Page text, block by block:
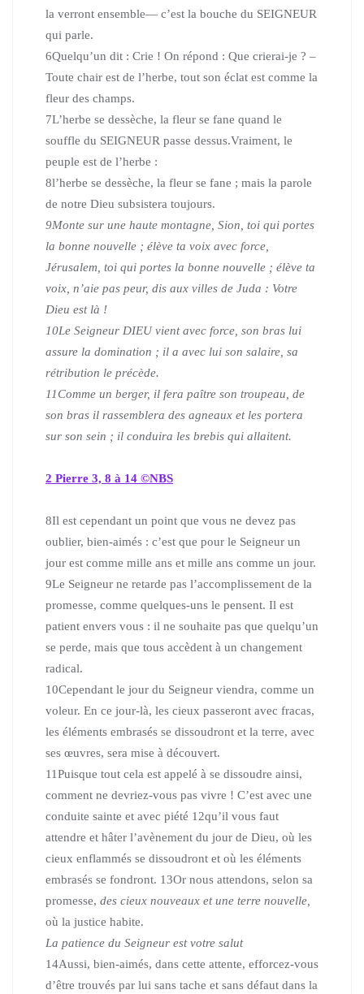
la verront ensemble— c’est la bouche du SEIGNEUR
qui parle.
6Quelqu’un dit : Crie ! On répond : Que crierai-je ? –
Toute chair est de l’herbe, tout son éclat est comme la
fleur des champs.
7L’herbe se dessèche, la fleur se fane quand le
souffle du SEIGNEUR passe dessus.Vraiment, le
peuple est de l’herbe :
8l’herbe se dessèche, la fleur se fane ; mais la parole
de notre Dieu subsistera toujours.
9Monte sur une haute montagne, Sion, toi qui portes
la bonne nouvelle ; élève ta voix avec force,
Jérusalem, toi qui portes la bonne nouvelle ; élève ta
voix, n’aie pas peur, dis aux villes de Juda : Votre
Dieu est là !
10Le Seigneur DIEU vient avec force, son bras lui
assure la domination ; il a avec lui son salaire, sa
rétribution le précède.
11Comme un berger, il fera paître son troupeau, de
son bras il rassemblera des agneaux et les portera
sur son sein ; il conduira les brebis qui allaitent.
2 Pierre 3, 8 à 14 ©NBS
8Il est cependant un point que vous ne devez pas
oublier, bien-aimés : c’est que pour le Seigneur un
jour est comme mille ans et mille ans comme un jour.
9Le Seigneur ne retarde pas l’accomplissement de la
promesse, comme quelques-uns le pensent. Il est
patient envers vous : il ne souhaite pas que quelqu’un
se perde, mais que tous accèdent à un changement
radical.
10Cependant le jour du Seigneur viendra, comme un
voleur. En ce jour-là, les cieux passeront avec fracas,
les éléments embrasés se dissoudront et la terre, avec
ses œuvres, sera mise à découvert.
11Puisque tout cela est appelé à se dissoudre ainsi,
comment ne devriez-vous pas vivre ! C’est avec une
conduite sainte et avec piété 12qu’il vous faut
attendre et hâter l’avènement du jour de Dieu, où les
cieux enflammés se dissoudront et où les éléments
embrasés se fondront. 13Or nous attendons, selon sa
promesse, des cieux nouveaux et une terre nouvelle,
où la justice habite.
La patience du Seigneur est votre salut
14Aussi, bien-aimés, dans cette attente, efforcez-vous
d’être trouvés par lui sans tache et sans défaut dans la